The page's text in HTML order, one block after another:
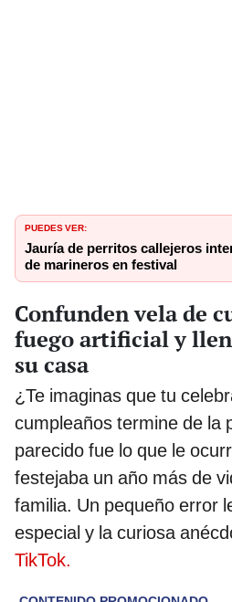
PUEDES VER:
Jauría de perritos callejeros
de marineros en festival
Confunden vela de
fuego artificial y
su casa
¿Te imaginas que tu
cumpleaños termine de la
parecido fue lo que le
festejaba un año más de
familia. Un pequeño error
especial y la curiosa
TikTok.